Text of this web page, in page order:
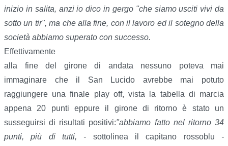
inizio in salita, anzi io dico in gergo "che siamo usciti vivi da
sotto un tir", ma che alla fine, con il lavoro ed il sotegno della
società abbiamo superato con successo.
Effettivamente
alla fine del girone di andata nessuno poteva mai
immaginare che il San Lucido avrebbe mai potuto
raggiungere una finale play off, vista la tabella di marcia
appena 20 punti eppure il girone di ritorno è stato un
susseguirsi di risultati positivi:"abbiamo fatto nel ritorno 34
punti, più di tutti, - sottolinea il capitano rossoblu -